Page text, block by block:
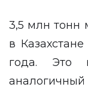
3,5 млн тонн
в
года. Это